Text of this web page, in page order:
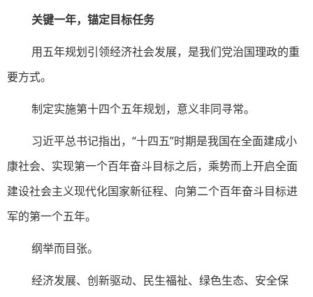
关键一年，锚定目标任务
用五年规划引领经济社会发展，是我们党治国理政的重
要方式。
制定实施第十四个五年规划，意义非同寻常。
习近平总书记指出，“十四五”时期是我国在全面建成小
康社会、实现第一个百年奋斗目标之后，乘势而上开启全面
建设社会主义现代化国家新征程、向第二个百年奋斗目标进
军的第一个五年。
纲举而目张。
经济发展、创新驱动、民生福祉、绿色生态、安全保